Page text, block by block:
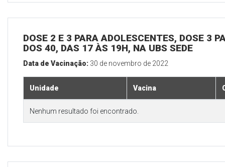
DOSE 2 E 3 PARA ADOLESCENTES, DOSE 3
DOS 40, DAS 17 ÀS 19H, NA UBS SEDE
Data de Vacinação: 30 de novembro de 2022
Unidade Vacina
Nenhum resultado foi encontrado.